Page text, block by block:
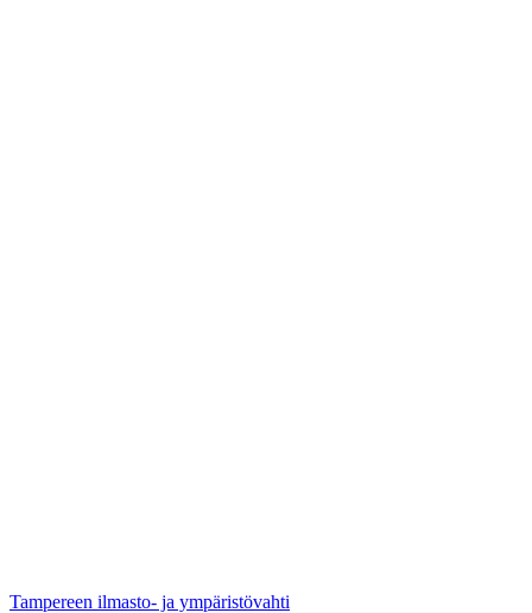
Tampereen ilmasto- ja ympäristövahti